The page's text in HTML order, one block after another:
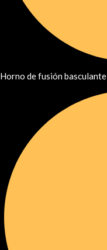
Horno de fusión basculante